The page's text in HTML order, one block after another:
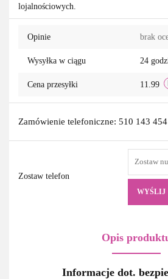
lojalnościowych.
Opinie brak
Wysyłka w ciągu 24
Cena przesyłki 11.99
Zamówienie telefoniczne: 510 143 454
Zostaw telefon
WYŚLIJ
Opis
Informacje dot.